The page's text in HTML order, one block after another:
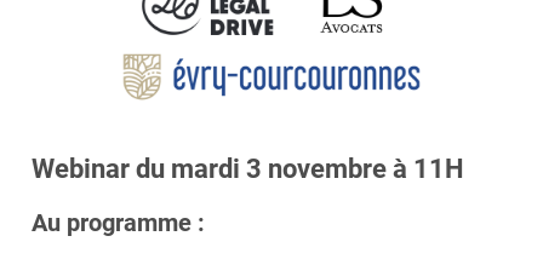
Webinar du mardi 3 novembre à 11H
Au programme :